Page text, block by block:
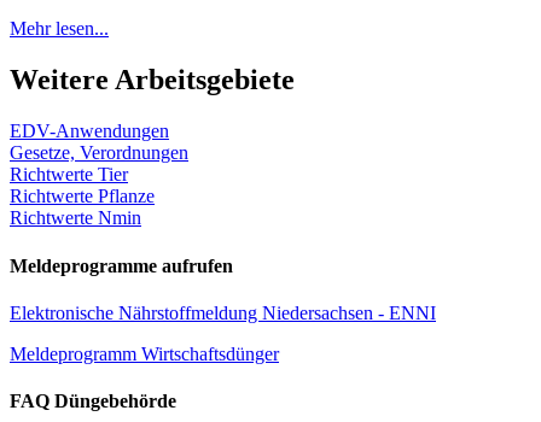
Mehr lesen...
Weitere Arbeitsgebiete
EDV-Anwendungen
Gesetze, Verordnungen
Richtwerte Tier
Richtwerte Pflanze
Richtwerte Nmin
Meldeprogramme aufrufen
Elektronische Nährstoffmeldung Niedersachsen - ENNI
Meldeprogramm Wirtschaftsdünger
FAQ Düngebehörde